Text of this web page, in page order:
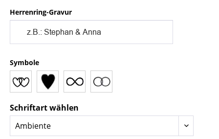
Herrenring-Gravur
Symbole
Schriftart wählen